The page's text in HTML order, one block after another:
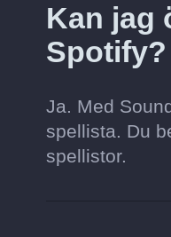
Kan jag
Spotify?
Ja. Med
spellista. Du
spellistor.